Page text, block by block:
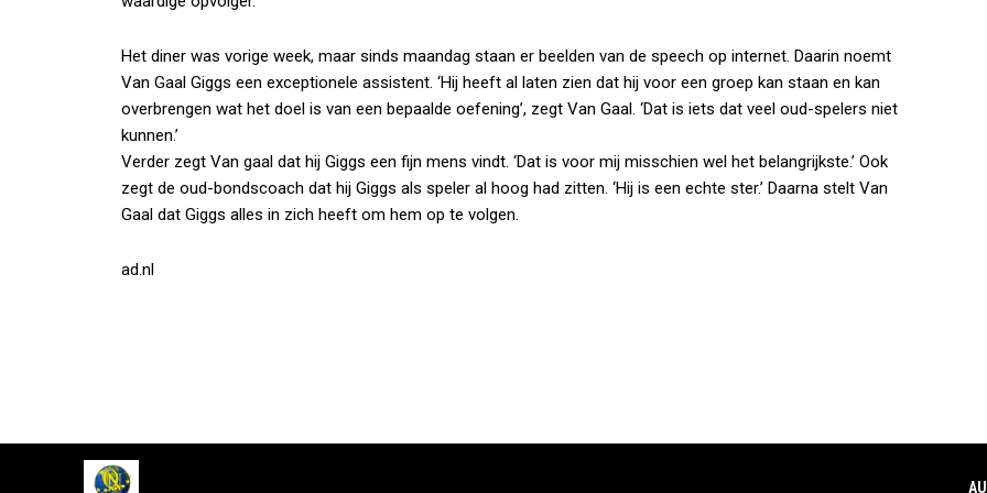
Het diner was vorige week, maar sinds maandag staan er beelden van de speech op internet. Daarin noemt
Van Gaal Giggs een exceptionele assistent. ‘Hij heeft al laten zien dat hij voor een groep kan staan en kan
overbrengen wat het doel is van een bepaalde oefening’, zegt Van Gaal. ‘Dat is iets dat veel oud-spelers niet
kunnen.’
Verder zegt Van gaal dat hij Giggs een fijn mens vindt. ‘Dat is voor mij misschien wel het belangrijkste.’ Ook
zegt de oud-bondscoach dat hij Giggs als speler al hoog had zitten. ‘Hij is een echte ster.’ Daarna stelt Van
Gaal dat Giggs alles in zich heeft om hem op te volgen.
ad.nl